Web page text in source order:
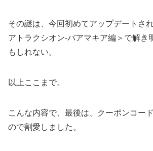
その謎は、今回初めてアップデートさ
アトラクシオン-バアマキア編＞で解き
もしれない。
以上ここまで。
こんな内容で、最後は、クーポンコー
ので割愛しました。